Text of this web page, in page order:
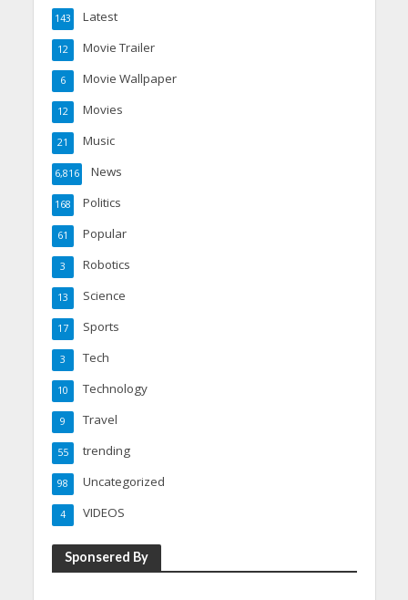
Latest
143
Movie Trailer
12
Movie Wallpaper
6
Movies
12
Music
21
News
6,816
Politics
168
Popular
61
Robotics
3
Science
13
Sports
17
Tech
3
Technology
10
Travel
9
trending
55
Uncategorized
98
VIDEOS
4
Sponsered By